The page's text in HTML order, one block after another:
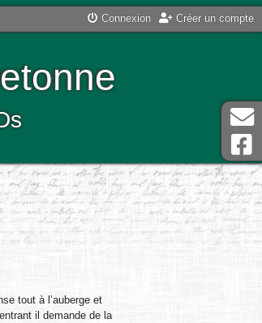
Connexion Créer un compte
tout à l’auberge et
il demande de la